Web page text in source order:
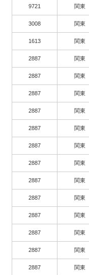
9721 関東
3008 関東
1613 関東
2887 関東
2887 関東
2887 関東
2887 関東
2887 関東
2887 関東
2887 関東
2887 関東
2887 関東
2887 関東
2887 関東
2887 関東
2887 関東